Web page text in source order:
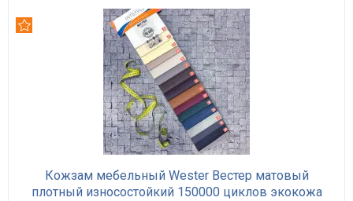
Кожзам мебельный Wester Вестер матовый
плотный износостойкий 150000 циклов экокожа